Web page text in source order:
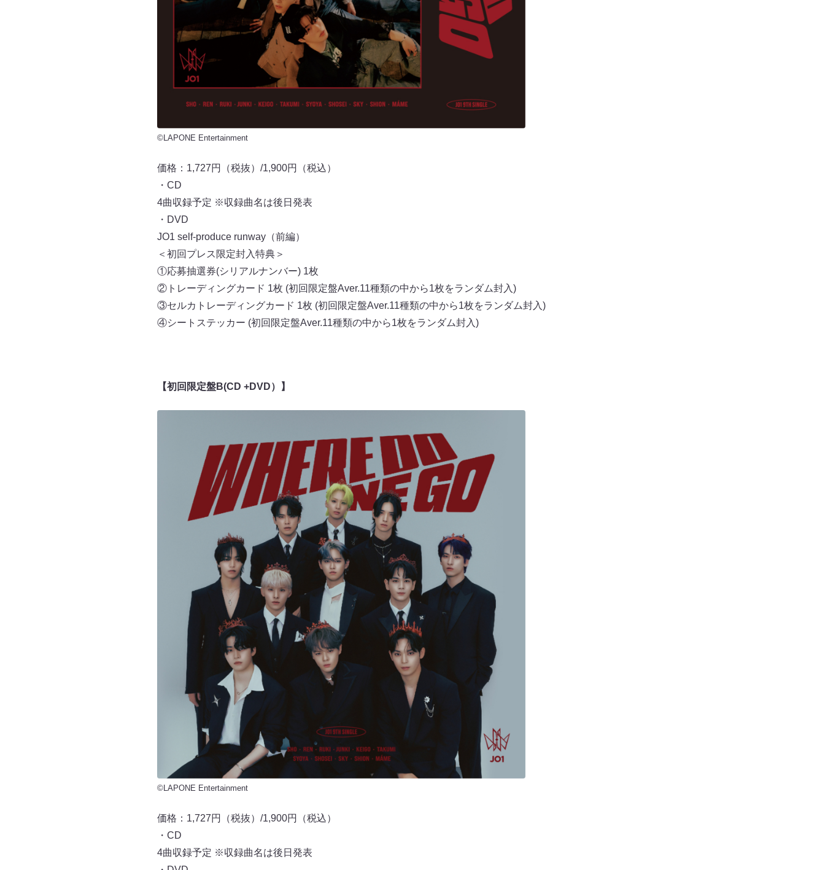
©LAPONE Entertainment
価格：1,727円（税抜）/1,900円（税込）
・CD
4曲収録予定 ※収録曲名は後日発表
・DVD
JO1 self-produce runway（前編）
＜初回プレス限定封入特典＞
①応募抽選券(シリアルナンバー) 1枚
②トレーディングカード 1枚 (初回限定盤Aver.11種類の中から1枚をランダム封入)
③セルカトレーディングカード 1枚 (初回限定盤Aver.11種類の中から1枚をランダム封入)
④シートステッカー (初回限定盤Aver.11種類の中から1枚をランダム封入)
【初回限定盤B(CD +DVD）】
©LAPONE Entertainment
価格：1,727円（税抜）/1,900円（税込）
・CD
4曲収録予定 ※収録曲名は後日発表